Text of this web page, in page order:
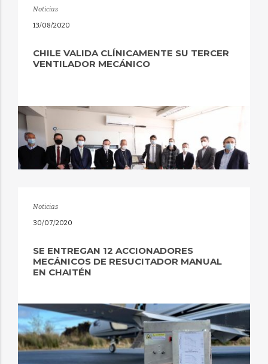
Noticias
13/08/2020
CHILE VALIDA CLÍNICAMENTE SU TERCER
VENTILADOR MECÁNICO
Noticias
30/07/2020
SE ENTREGAN 12 ACCIONADORES
MECÁNICOS DE RESUCITADOR MANUAL
EN CHAITÉN